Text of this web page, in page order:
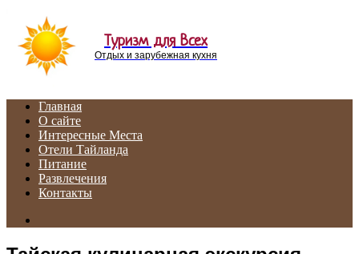
Туризм для Всех
Отдых и зарубежная кухня
Главная
О сайте
Интересные Места
Отели Тайланда
Питание
Развлечения
Контакты